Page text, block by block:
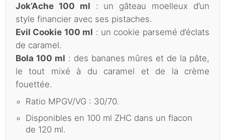
Jok’Ache 100 ml : un gâteau moelleux d’un
style financier avec ses pistaches.
Evil Cookie 100 ml : un cookie parsemé d’éclats
de caramel.
Bola 100 ml : des bananes mûres et de la pâte,
le tout mixé à du caramel et de la crème
fouettée.
Ratio MPGV/VG : 30/70.
Disponibles en 100 ml ZHC dans un flacon
de 120 ml.